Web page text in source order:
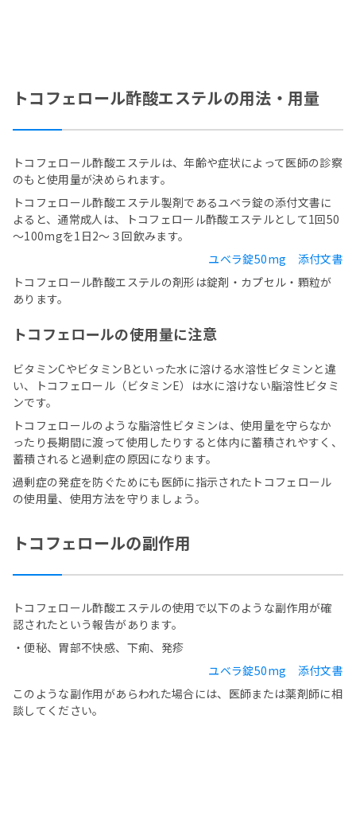
トコフェロール酢酸エステルの用法・用量
トコフェロール酢酸エステルは、年齢や症状によって医師の診察
のもと使用量が決められます。
トコフェロール酢酸エステル製剤であるユベラ錠の添付文書に
よると、通常成人は、トコフェロール酢酸エステルとして1回50
～100mgを1日2～３回飲みます。
ユベラ錠50mg 添付文書
トコフェロール酢酸エステルの剤形は錠剤・カプセル・顆粒が
あります。
トコフェロールの使用量に注意
ビタミンCやビタミンBといった水に溶ける水溶性ビタミンと違
い、トコフェロール（ビタミンE）は水に溶けない脂溶性ビタミ
ンです。
トコフェロールのような脂溶性ビタミンは、使用量を守らなか
ったり長期間に渡って使用したりすると体内に蓄積されやすく、
蓄積されると過剰症の原因になります。
過剰症の発症を防ぐためにも医師に指示されたトコフェロール
の使用量、使用方法を守りましょう。
トコフェロールの副作用
トコフェロール酢酸エステルの使用で以下のような副作用が確
認されたという報告があります。
・便秘、胃部不快感、下痢、発疹
ユベラ錠50mg 添付文書
このような副作用があらわれた場合には、医師または薬剤師に相
談してください。